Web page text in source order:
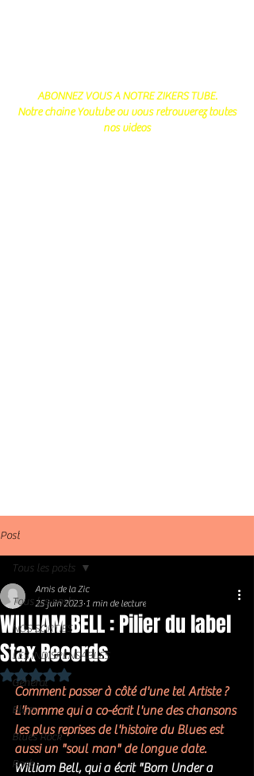
ABONNEZ VOUS A NOTRE ZIKERS TUBE.
Notre chaine Youtube ou vous retrouverez toutes
nos videos
Post
Tous les posts
NOS SORTIES
LES INDISPENSABLES
Général
Blues
Blues Rock
Rock
Tous les posts
WILLIAM BELL : Pilier du label
Stax Records
Amis de la Zic
25 juin 2023 1 min de lecture
Noté NaN étoiles sur 5.
Comment passer à côté d'une tel Artiste ?
L'homme qui a co-écrit l'une des chansons
les plus reprises de l'histoire du Blues est
aussi un "soul man" de longue date.
William Bell, qui a écrit "Born Under a